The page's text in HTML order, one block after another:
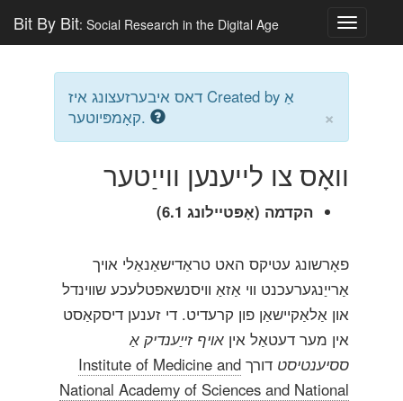
Toggle
Bit By Bit: Social Research in the Digital Age
דאס איבערזעצונג איז Created by אַ
קאָמפּיוטער.
×
וואָס צו לייענען ווייַטער
הקדמה (אָפּטיילונג 6.1)
פאָרשונג עטיקס האט טראַדישאַנאַלי אויך
אַרייַנגערעכנט ווי אַזאַ וויסנשאפטלעכע שווינדל
און אַלאַקיישאַן פון קרעדיט. די זענען דיסקאַסט
אין מער דעטאַל אין אויף זייַענדיק אַ
ססיענטיסט דורך Institute of Medicine and
National Academy of Sciences and National